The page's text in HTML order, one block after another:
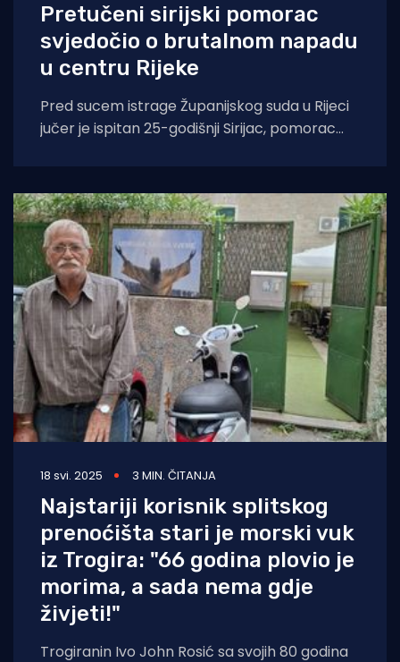
Pretučeni sirijski pomorac
svjedočio o brutalnom napadu
u centru Rijeke
Pred sucem istrage Županijskog suda u Rijeci
jučer je ispitan 25-godišnji Sirijac, pomorac
18 svi. 2025 3 MIN. ČITANJA
Najstariji korisnik splitskog
prenoćišta stari je morski vuk
iz Trogira: "66 godina plovio je
morima, a sada nema gdje
živjeti!"
Trogiranin Ivo John Rosić sa svojih 80 godina